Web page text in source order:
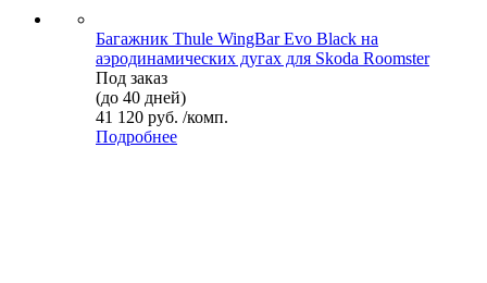
Багажник Thule WingBar Evo Black на
аэродинамических дугах для Skoda Roomster
Под заказ
(до 40 дней)
41 120 руб. /комп.
Подробнее